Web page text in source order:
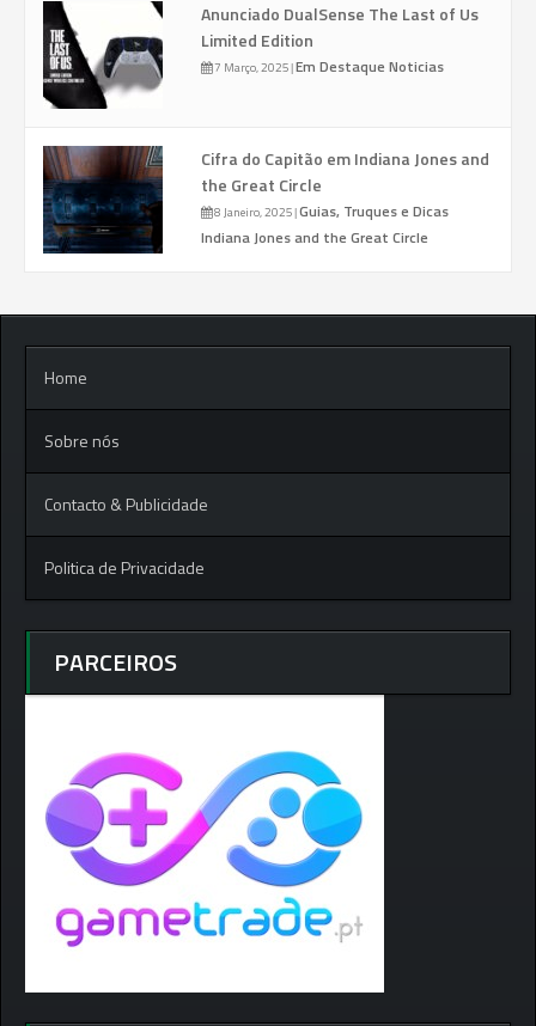
Anunciado DualSense The Last of Us
Limited Edition
7 Março, 2025|Em Destaque Noticias
Cifra do Capitão em Indiana Jones and
the Great Circle
8 Janeiro, 2025|Guias, Truques e Dicas
Indiana Jones and the Great Circle
Home
Sobre nós
Contacto & Publicidade
Politica de Privacidade
PARCEIROS